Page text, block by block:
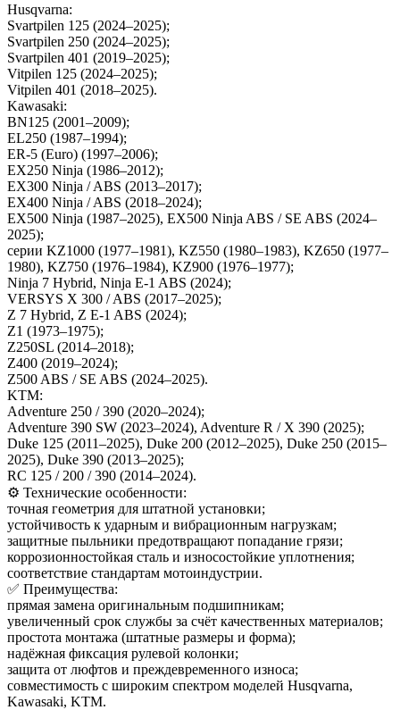
Husqvarna:
Svartpilen 125 (2024–2025);
Svartpilen 250 (2024–2025);
Svartpilen 401 (2019–2025);
Vitpilen 125 (2024–2025);
Vitpilen 401 (2018–2025).
Kawasaki:
BN125 (2001–2009);
EL250 (1987–1994);
ER‑5 (Euro) (1997–2006);
EX250 Ninja (1986–2012);
EX300 Ninja / ABS (2013–2017);
EX400 Ninja / ABS (2018–2024);
EX500 Ninja (1987–2025), EX500 Ninja ABS / SE ABS (2024–
2025);
серии KZ1000 (1977–1981), KZ550 (1980–1983), KZ650 (1977–
1980), KZ750 (1976–1984), KZ900 (1976–1977);
Ninja 7 Hybrid, Ninja E‑1 ABS (2024);
VERSYS X 300 / ABS (2017–2025);
Z 7 Hybrid, Z E‑1 ABS (2024);
Z1 (1973–1975);
Z250SL (2014–2018);
Z400 (2019–2024);
Z500 ABS / SE ABS (2024–2025).
KTM:
Adventure 250 / 390 (2020–2024);
Adventure 390 SW (2023–2024), Adventure R / X 390 (2025);
Duke 125 (2011–2025), Duke 200 (2012–2025), Duke 250 (2015–
2025), Duke 390 (2013–2025);
RC 125 / 200 / 390 (2014–2024).
⚙️ Технические особенности:
точная геометрия для штатной установки;
устойчивость к ударным и вибрационным нагрузкам;
защитные пыльники предотвращают попадание грязи;
коррозионностойкая сталь и износостойкие уплотнения;
соответствие стандартам мотоиндустрии.
✅ Преимущества:
прямая замена оригинальным подшипникам;
увеличенный срок службы за счёт качественных материалов;
простота монтажа (штатные размеры и форма);
надёжная фиксация рулевой колонки;
защита от люфтов и преждевременного износа;
совместимость с широким спектром моделей Husqvarna,
Kawasaki, KTM.